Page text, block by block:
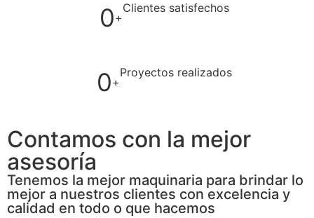
0+
Clientes satisfechos
0+
Proyectos realizados
Contamos con la mejor
asesoría
Tenemos la mejor maquinaria para brindar lo
mejor a nuestros clientes con excelencia y
calidad en todo o que hacemos